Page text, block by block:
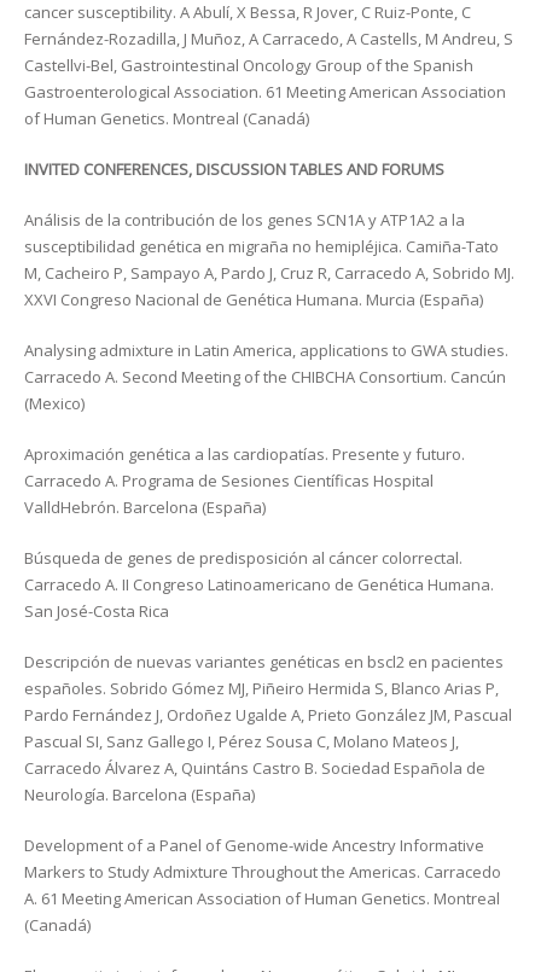
cancer susceptibility. A Abulí, X Bessa, R Jover, C Ruiz-Ponte, C
Fernández-Rozadilla, J Muñoz, A Carracedo, A Castells, M Andreu, S
Castellvi-Bel, Gastrointestinal Oncology Group of the Spanish
Gastroenterological Association. 61 Meeting American Association
of Human Genetics. Montreal (Canadá)
INVITED CONFERENCES, DISCUSSION TABLES AND FORUMS
Análisis de la contribución de los genes SCN1A y ATP1A2 a la
susceptibilidad genética en migraña no hemipléjica. Camiña-Tato
M, Cacheiro P, Sampayo A, Pardo J, Cruz R, Carracedo A, Sobrido MJ.
XXVI Congreso Nacional de Genética Humana. Murcia (España)
Analysing admixture in Latin America, applications to GWA studies.
Carracedo A. Second Meeting of the CHIBCHA Consortium. Cancún
(Mexico)
Aproximación genética a las cardiopatías. Presente y futuro.
Carracedo A. Programa de Sesiones Científicas Hospital
ValldHebrón. Barcelona (España)
Búsqueda de genes de predisposición al cáncer colorrectal.
Carracedo A. II Congreso Latinoamericano de Genética Humana.
San José-Costa Rica
Descripción de nuevas variantes genéticas en bscl2 en pacientes
españoles. Sobrido Gómez MJ, Piñeiro Hermida S, Blanco Arias P,
Pardo Fernández J, Ordoñez Ugalde A, Prieto González JM, Pascual
Pascual SI, Sanz Gallego I, Pérez Sousa C, Molano Mateos J,
Carracedo Álvarez A, Quintáns Castro B. Sociedad Española de
Neurología. Barcelona (España)
Development of a Panel of Genome-wide Ancestry Informative
Markers to Study Admixture Throughout the Americas. Carracedo
A. 61 Meeting American Association of Human Genetics. Montreal
(Canadá)